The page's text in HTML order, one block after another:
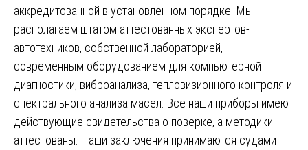
аккредитованной в установленном порядке. Мы
располагаем штатом аттестованных экспертов-
автотехников, собственной лабораторией,
современным оборудованием для компьютерной
диагностики, виброанализа, тепловизионного контроля и
спектрального анализа масел. Все наши приборы имеют
действующие свидетельства о поверке, а методики
аттестованы. Наши заключения принимаются судами